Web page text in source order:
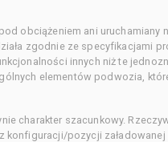
obciążeniem ani
zgodnie ze specyfikacjami
innych niż te
elementów podwozia,
charakter szacunkowy.
konfiguracji/pozycji